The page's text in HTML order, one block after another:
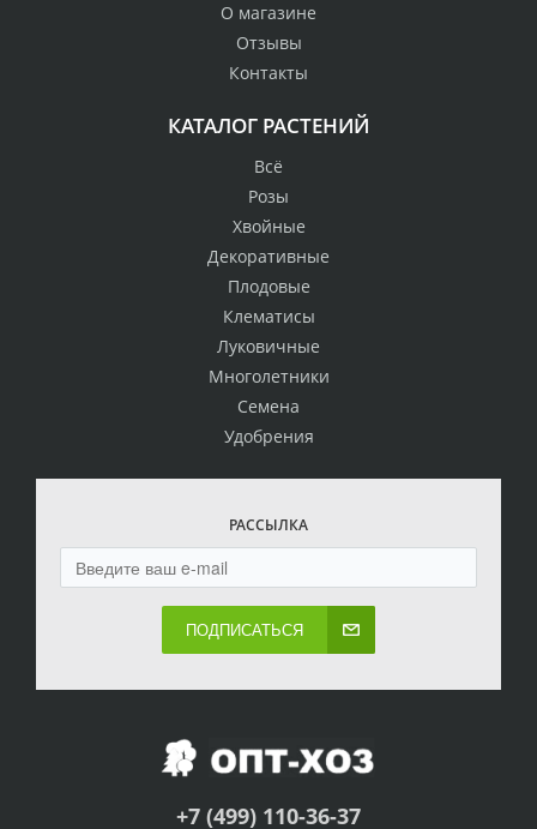
О магазине
Отзывы
Контакты
КАТАЛОГ РАСТЕНИЙ
Всё
Розы
Хвойные
Декоративные
Плодовые
Клематисы
Луковичные
Многолетники
Семена
Удобрения
РАССЫЛКА
ПОДПИСАТЬСЯ
+7 (499) 110-36-37